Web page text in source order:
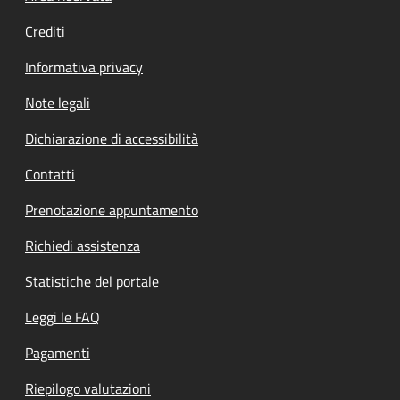
Crediti
Informativa privacy
Note legali
Dichiarazione di accessibilità
Contatti
Prenotazione appuntamento
Richiedi assistenza
Statistiche del portale
Leggi le FAQ
Pagamenti
Riepilogo valutazioni